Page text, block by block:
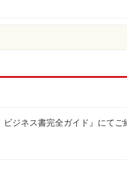
ジネス書完全ガイド』にてご